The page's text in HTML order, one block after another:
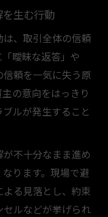
生む行動
、取引全体の信頼
曖昧な返答」や
信頼を一気に失う原
の意向をはっきり
ルが発生すること
不十分なまま進め
ります。現場で避
る見落とし、約束
ルなどが挙げられ